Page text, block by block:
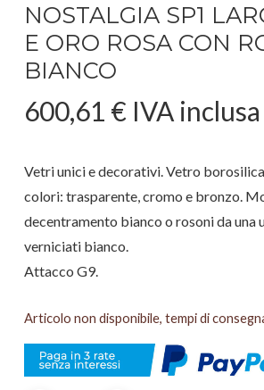
NOSTALGIA SP1
E ORO ROSA CON
BIANCO
600,61 € IVA inclusa
Vetri unici e decorativi. Vetro
colori: trasparente, cromo e bronzo.
decentramento bianco o rosoni da una
verniciati bianco.
Attacco G9.
Articolo non disponibile, tempi di